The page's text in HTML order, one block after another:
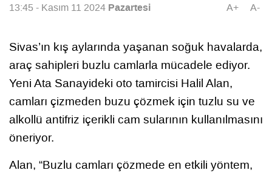
13:45 - Kasım 11 2024 Pazartesi A+ A-
Sivas’ın kış aylarında yaşanan soğuk havalarda,
araç sahipleri buzlu camlarla mücadele ediyor.
Yeni Ata Sanayideki oto tamircisi Halil Alan,
camları çizmeden buzu çözmek için tuzlu su ve
alkollü antifriz içerikli cam sularının kullanılmasını
öneriyor.
Alan, “Buzlu camları çözmede en etkili yöntem,